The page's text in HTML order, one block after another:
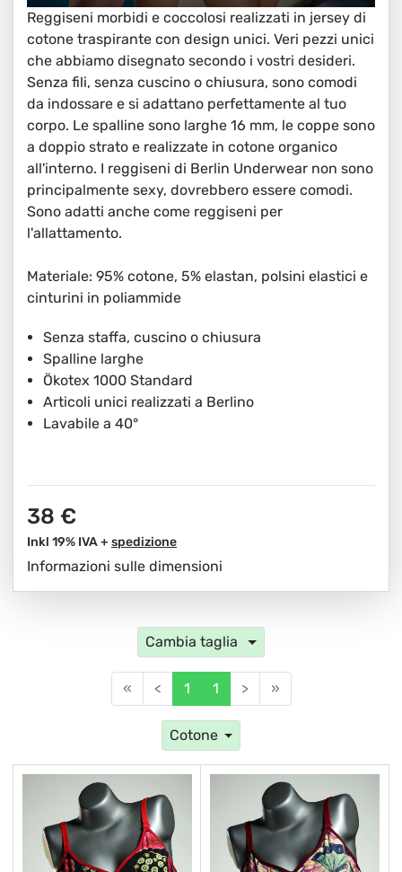
Reggiseni morbidi e coccolosi realizzati in jersey di
cotone traspirante con design unici. Veri pezzi unici
che abbiamo disegnato secondo i vostri desideri.
Senza fili, senza cuscino o chiusura, sono comodi
da indossare e si adattano perfettamente al tuo
corpo. Le spalline sono larghe 16 mm, le coppe sono
a doppio strato e realizzate in cotone organico
all'interno. I reggiseni di Berlin Underwear non sono
principalmente sexy, dovrebbero essere comodi.
Sono adatti anche come reggiseni per
l'allattamento.
Materiale: 95% cotone, 5% elastan, polsini elastici e
cinturini in poliammide
Senza staffa, cuscino o chiusura
Spalline larghe
Ökotex 1000 Standard
Articoli unici realizzati a Berlino
Lavabile a 40°
38 €
Inkl 19% IVA + spedizione
Informazioni sulle dimensioni
Cambia taglia
« < 1 1 > »
Cotone